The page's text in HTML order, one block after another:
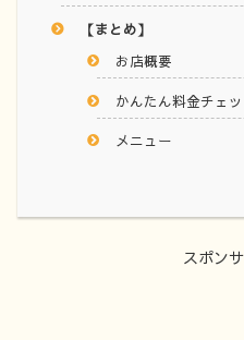
【まとめ】
お店概要
かんたん料金チェ
メニュー
スポン